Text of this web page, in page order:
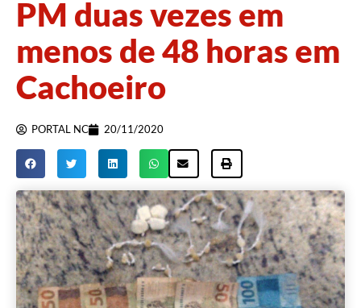
PM duas vezes em
menos de 48 horas em
Cachoeiro
PORTAL NC 20/11/2020